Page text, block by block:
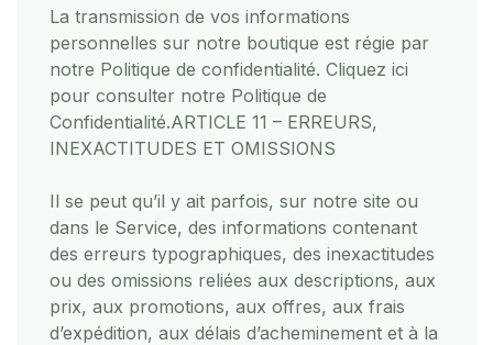
La transmission de vos informations
personnelles sur notre boutique est régie par
notre Politique de confidentialité. Cliquez ici
pour consulter notre Politique de
Confidentialité.ARTICLE 11 – ERREURS,
INEXACTITUDES ET OMISSIONS
Il se peut qu’il y ait parfois, sur notre site ou
dans le Service, des informations contenant
des erreurs typographiques, des inexactitudes
ou des omissions reliées aux descriptions, aux
prix, aux promotions, aux offres, aux frais
d’expédition, aux délais d’acheminement et à la